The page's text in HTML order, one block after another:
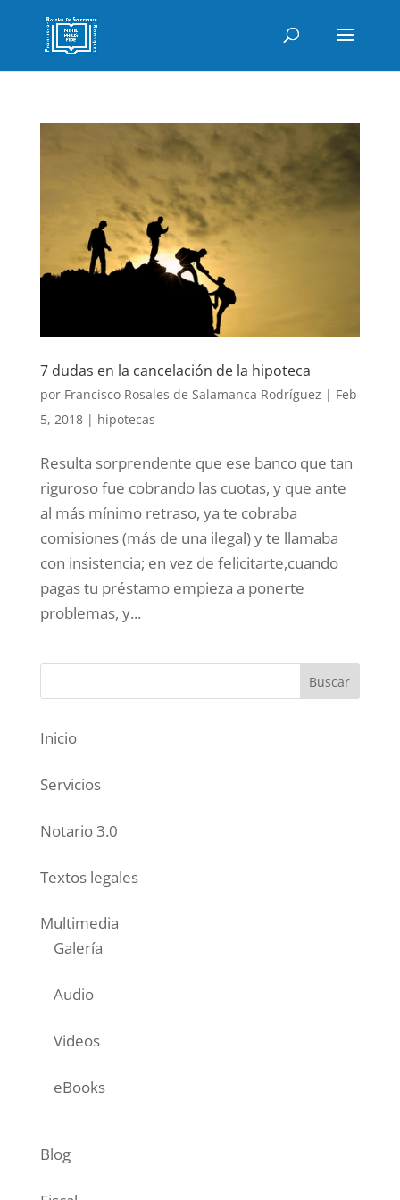
7 dudas en la cancelación de la hipoteca
por Francisco Rosales de Salamanca Rodríguez | Feb
5, 2018| hipotecas
Resulta sorprendente que ese banco que tan
riguroso fue cobrando las cuotas, y que ante
al más mínimo retraso, ya te cobraba
comisiones (más de una ilegal) y te llamaba
con insistencia; en vez de felicitarte,cuando
pagas tu préstamo empieza a ponerte
problemas, y...
Inicio
Servicios
Notario 3.0
Textos legales
Multimedia
Galería
Audio
Videos
eBooks
Blog